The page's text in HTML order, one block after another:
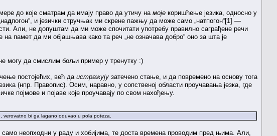
до које сматрам да имају право да утичу на моје коришћење језика, односно у
дпогон“, и језички стручњак ми скрене пажњу да може само „натпогон“[1] —
Али, не допуштам да ми може спочитати употребу правилно саграђене речи
на памет да ми објашњава како та реч „не означава добро“ оно за шта је
могу да смислим бољи пример у тренутку :)
постојећих, већ да истражују затечено стање, и да повремено на основу тога
(нпр. Правопис). Осим, наравно, у сопственој области проучавања језка, где
појмове и појаве које проучавају по свом нахођењу.
bi ga lagano oduvao u pola poteza.
неопходни у раду и хобијима, те доста времена проводим пред њима. Али,